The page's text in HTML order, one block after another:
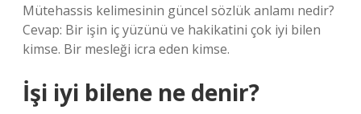
Mütehassis kelimesinin güncel sözlük anlamı nedir?
Cevap: Bir işin iç yüzünü ve hakikatini çok iyi bilen
kimse. Bir mesleği icra eden kimse.
İşi iyi bilene ne denir?